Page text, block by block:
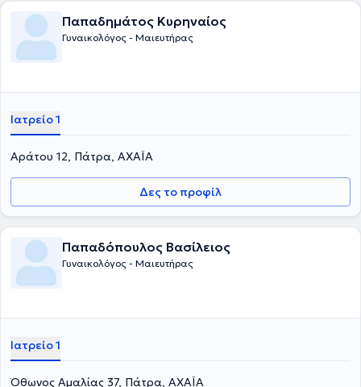
Παπαδημάτος Κυρηναίος
Γυναικολόγος - Μαιευτήρας
Ιατρείο 1
Αράτου 12, Πάτρα, ΑΧΑΪΑ
Δες το προφίλ
Παπαδόπουλος Βασίλειος
Γυναικολόγος - Μαιευτήρας
Ιατρείο 1
Όθωνος Αμαλίας 37, Πάτρα, ΑΧΑΪΑ